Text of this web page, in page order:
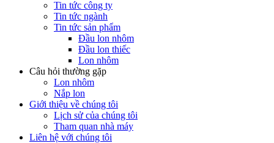
Tin tức công ty
Tin tức ngành
Tin tức sản phẩm
Đầu lon nhôm
Đầu lon thiếc
Lon nhôm
Câu hỏi thường gặp
Lon nhôm
Nắp lon
Giới thiệu về chúng tôi
Lịch sử của chúng tôi
Tham quan nhà máy
Liên hệ với chúng tôi